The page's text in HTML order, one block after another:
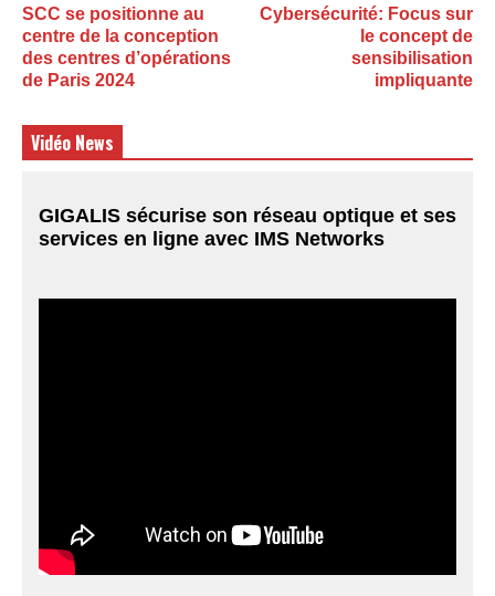
SCC se positionne au
centre de la conception
des centres d’opérations
de Paris 2024
Cybersécurité: Focus sur
le concept de
sensibilisation
impliquante
Vidéo News
GIGALIS sécurise son réseau optique et ses
services en ligne avec IMS Networks